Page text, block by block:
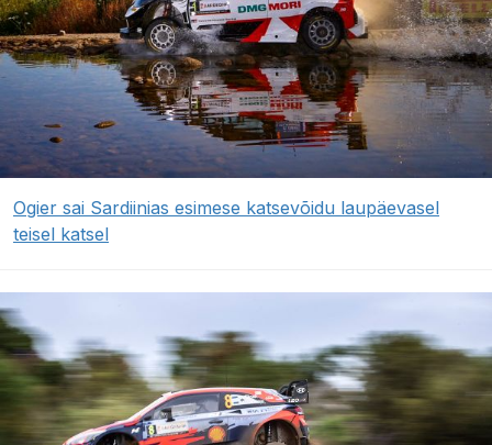
Ogier sai Sardiinias esimese katsevõidu laupäevasel
teisel katsel